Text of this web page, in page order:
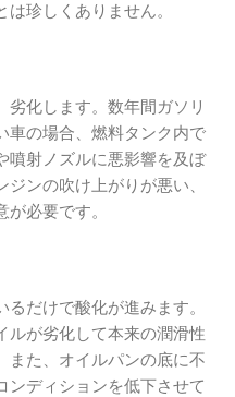
珍しくありません。
劣化します。数年間ガソリ
車の場合、燃料タンク内で
噴射ノズルに悪影響を及ぼ
ンの吹け上がりが悪い、
必要です。
だけで酸化が進みます。
ルが劣化して本来の潤滑性
また、オイルパンの底に不
ンディションを低下させて